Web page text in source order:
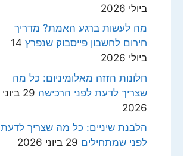
ביולי 2026
מה לעשות ברגע האמת? מדריך
חירום לחשבון פייסבוק שנפרץ 14
ביולי 2026
חלונות הזזה מאלומיניום: כל מה
שצריך לדעת לפני הרכישה
29 ביוני
2026
הלבנת שיניים: כל מה שצריך לדעת
לפני שמתחילים 29 ביוני 2026